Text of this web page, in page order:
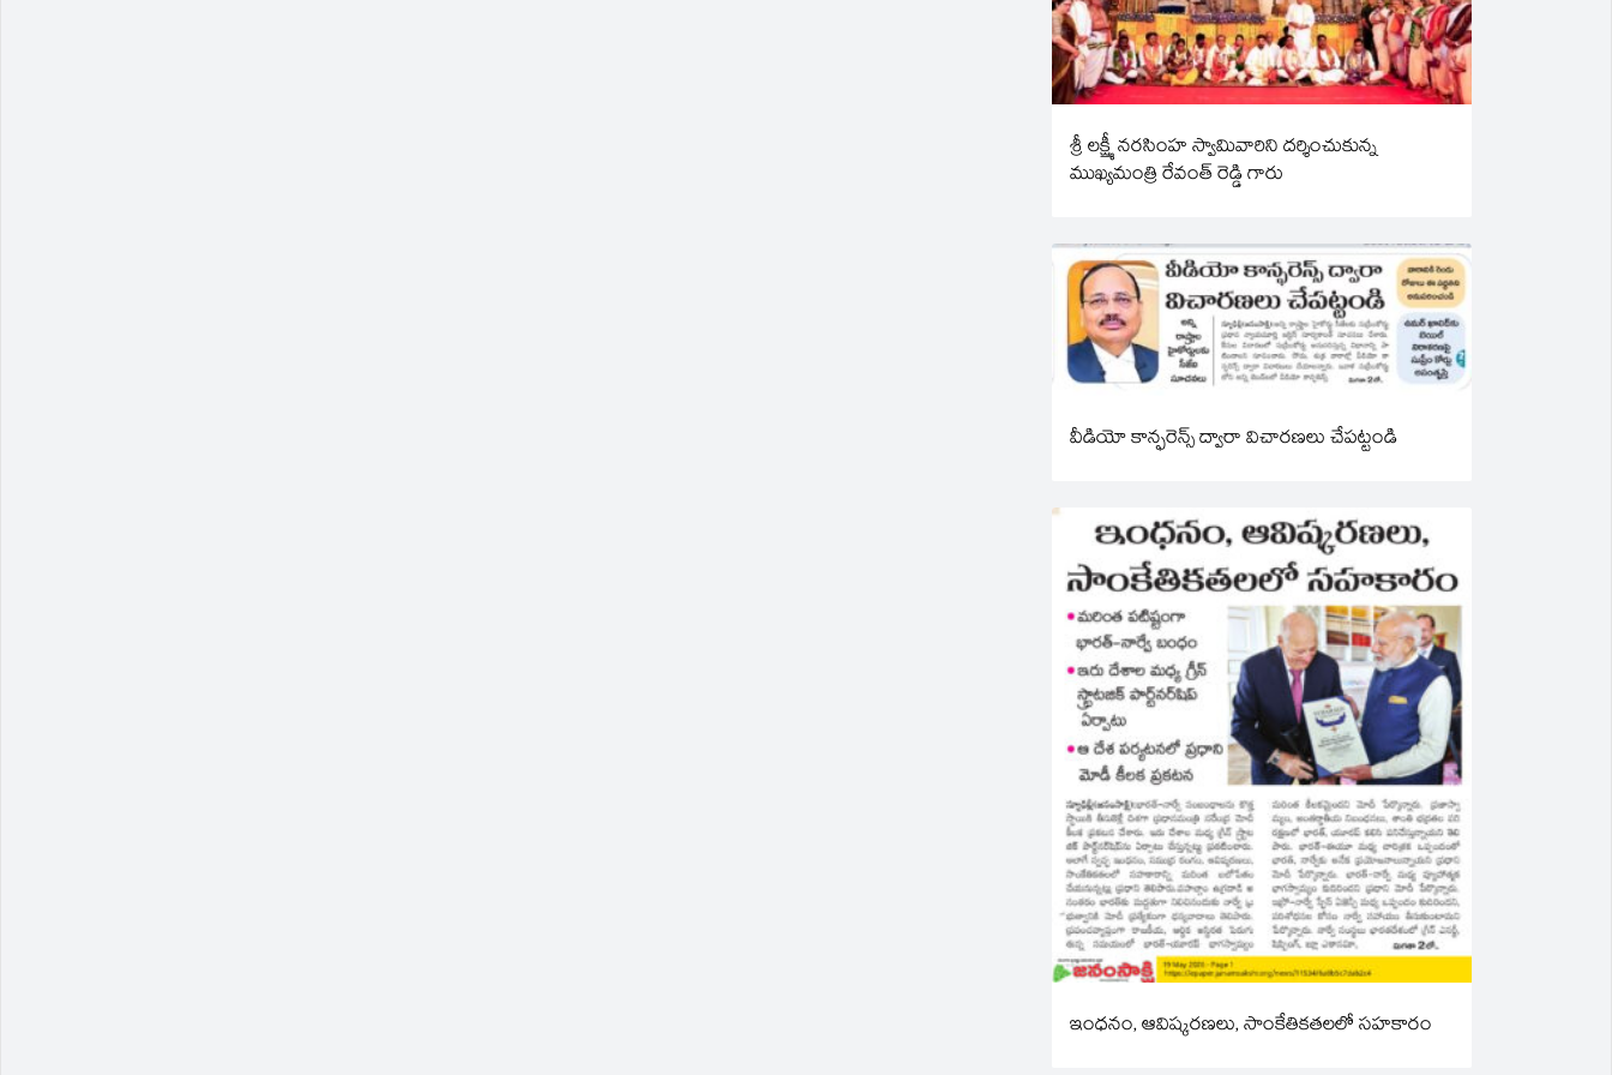
శ్రీ లక్ష్మీ నరసింహ స్వామివారిని దర్శించుకున్న
ముఖ్యమంత్రి రేవంత్ రెడ్డి గారు
వీడియో కాన్ఫరెన్స్ ద్వారా విచారణలు చేపట్టండి
ఇంధనం, ఆవిష్కరణలు, సాంకేతికతలలో సహకారం